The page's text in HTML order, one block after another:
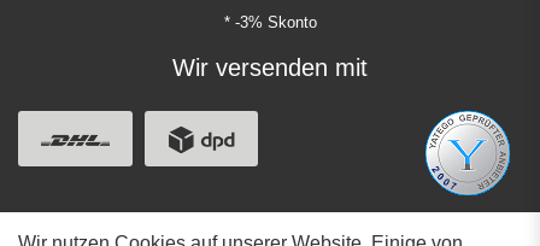
* -3% Skonto
Wir versenden mit